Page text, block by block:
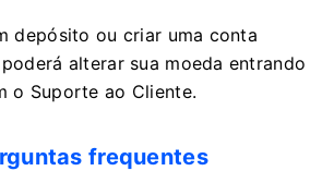
depósito ou criar uma conta
alterar sua moeda entrando
o Suporte ao Cliente.
frequentes